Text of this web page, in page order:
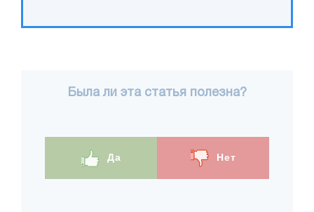
Была ли эта статья полезна?
Да Нет